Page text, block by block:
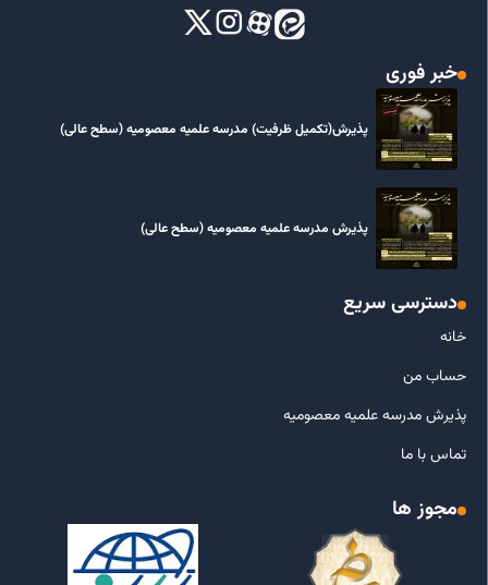
خبر فوری
پذیرش(تکمیل ظرفیت) مدرسه علمیه معصومیه‌ (سطح عالی)
پذیرش مدرسه علمیه معصومیه‌ (سطح عالی)
دسترسی سریع
خانه
حساب من
پذیرش مدرسه علمیه معصومیه
تماس با ما
مجوز ها